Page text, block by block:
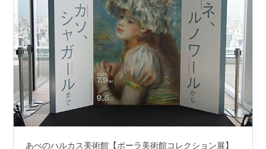
あべのハルカス美術館【ポーラ美術館コレクション展】